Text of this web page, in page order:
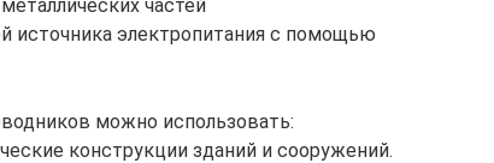
частей
источника электропитания с помощью
можно использовать:
конструкции зданий и сооружений.